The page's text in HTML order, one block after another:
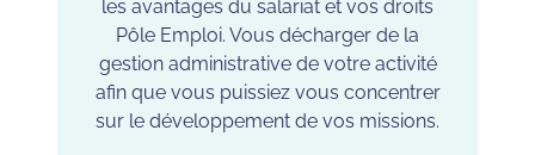
les avantages du salariat et vos droits
Pôle Emploi. Vous décharger de la
gestion administrative de votre activité
afin que vous puissiez vous concentrer
sur le développement de vos missions.